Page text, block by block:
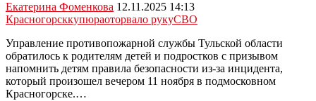
Екатерина Фоменкова 12.11.2025 14:13
Красногорсккупюраоторвало рукуСВО
Управление противопожарной службы Тульской области
обратилось к родителям детей и подростков с призывом
напомнить детям правила безопасности из-за инцидента,
который произошел вечером 11 ноября в подмосковном
Красногорске.…